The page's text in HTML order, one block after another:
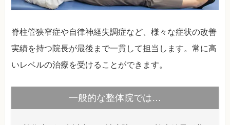
脊柱管狭窄症や自律神経失調症など、様々な症状の改善
実績を持つ院長が最後まで一貫して担当します。常に高
いレベルの治療を受けることができます。
一般的な整体院では…